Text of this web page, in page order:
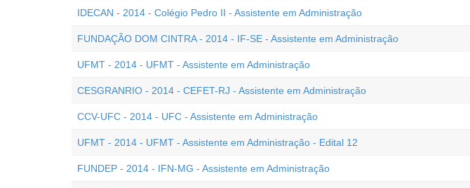
IDECAN - 2014 - Colégio Pedro II - Assistente em Administração
FUNDAÇÃO DOM CINTRA - 2014 - IF-SE - Assistente em Administração
UFMT - 2014 - UFMT - Assistente em Administração
CESGRANRIO - 2014 - CEFET-RJ - Assistente em Administração
CCV-UFC - 2014 - UFC - Assistente em Administração
UFMT - 2014 - UFMT - Assistente em Administração - Edital 12
FUNDEP - 2014 - IFN-MG - Assistente em Administração